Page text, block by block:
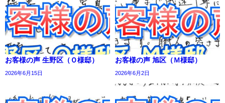
お客様の声 生野区（Ｏ様邸）
2026年6月15日
お客様の声 旭区（Ｍ様邸）
2026年6月2日